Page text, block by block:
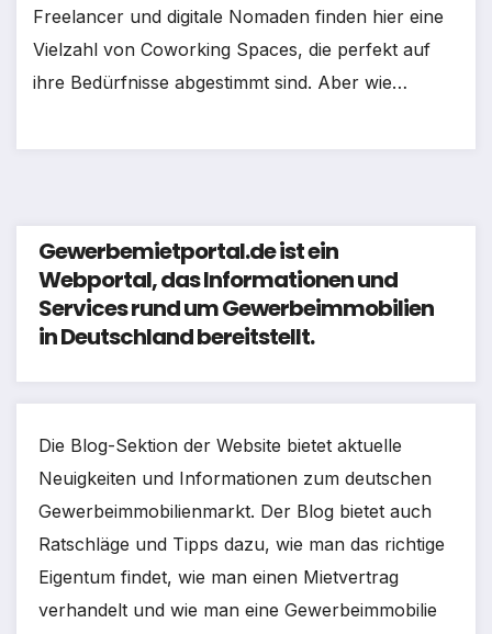
Freelancer und digitale Nomaden finden hier eine
Vielzahl von Coworking Spaces, die perfekt auf
ihre Bedürfnisse abgestimmt sind. Aber wie…
Gewerbemietportal.de ist ein
Webportal, das Informationen und
Services rund um Gewerbeimmobilien
in Deutschland bereitstellt.
Die Blog-Sektion der Website bietet aktuelle
Neuigkeiten und Informationen zum deutschen
Gewerbeimmobilienmarkt. Der Blog bietet auch
Ratschläge und Tipps dazu, wie man das richtige
Eigentum findet, wie man einen Mietvertrag
verhandelt und wie man eine Gewerbeimmobilie